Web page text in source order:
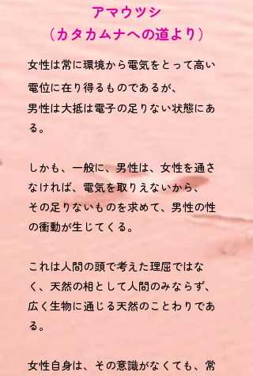
アマウツシ​
（カタカムナへの道より）
女性は常に環境から電気をとって高い
電位に在り得るものであるが、
男性は大抵は電子の足りない状態にあ
る。
しかも、一般に、男性は、女性を通さ
なければ、電気を取りえないから、
その足りないものを求めて、男性の性
の衝動が生じてくる。
これは人間の頭で考えた理屈ではな
く、天然の相として人間のみならず、
広く生物に通じる天然のことわりであ
る。
女性自身は、その意識がなくても、常